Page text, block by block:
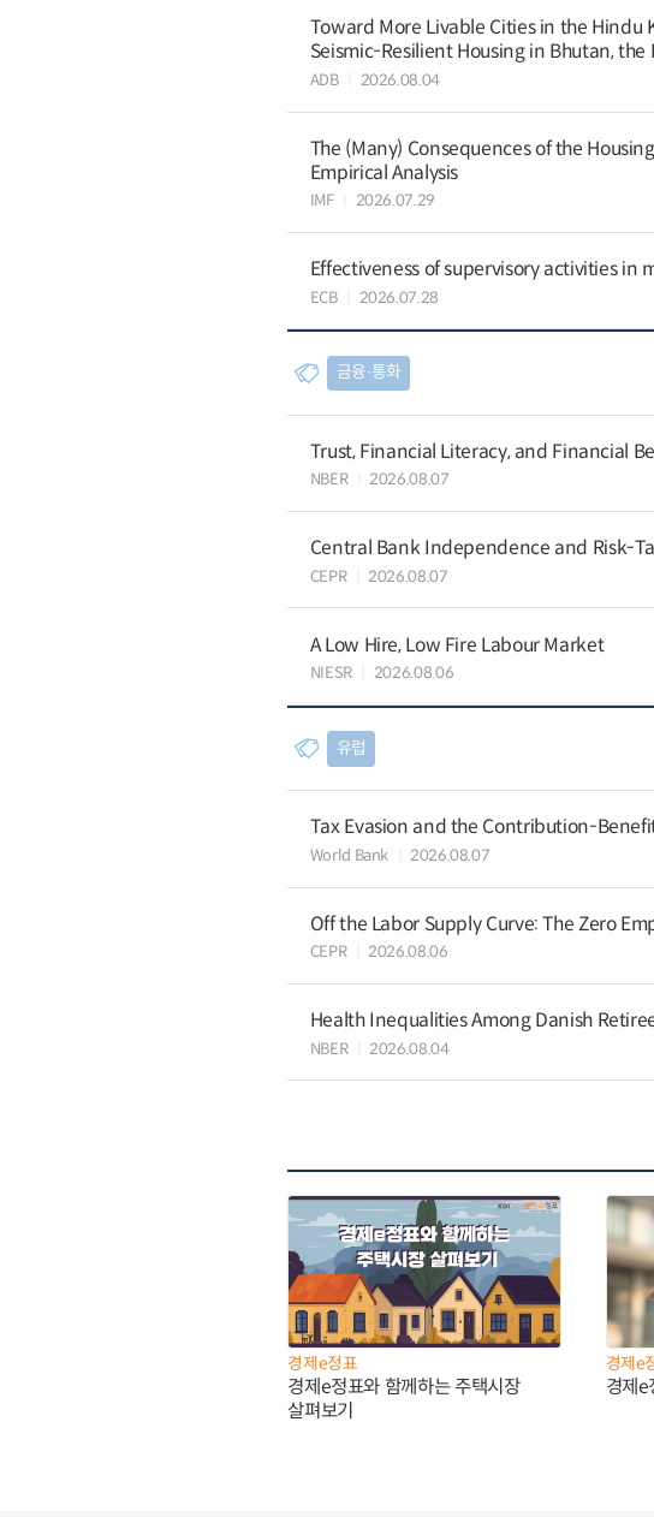
Toward More Livable Cities in the Hindu
Seismic-Resilient Housing in Bhutan,
ADB 2026.08.04
The (Many) Consequences of the
Empirical Analysis
IMF 2026.07.29
Effectiveness of supervisory activities in
ECB 2026.07.28
금융∙통화
Trust, Financial Literacy, and Financial
NBER 2026.08.07
Central Bank Independence and Risk-
CEPR 2026.08.07
A Low Hire, Low Fire Labour Market
NIESR 2026.08.06
유럽
Tax Evasion and the Contribution-
World Bank 2026.08.07
Off the Labor Supply Curve: The Zero
CEPR 2026.08.06
Health Inequalities Among Danish
NBER 2026.08.04
경제e정표
경제e정표와 함께하는 주택시장
살펴보기
경제e
경제e